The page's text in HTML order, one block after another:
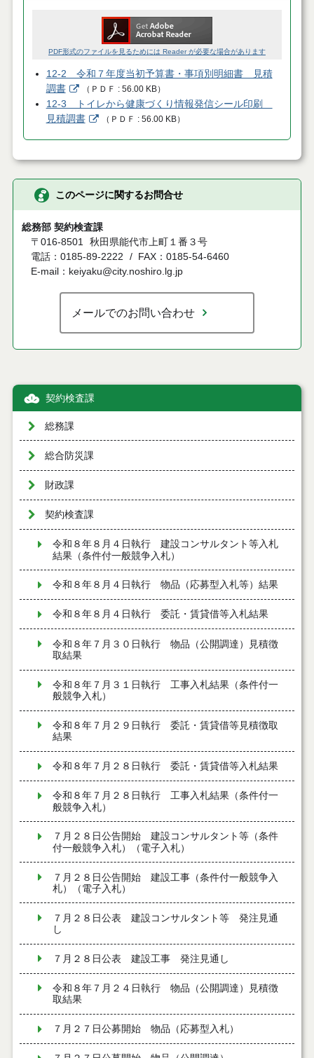
PDF形式のファイルを見るためには Reader が必要な場合があります
12-2 令和７年度当初予算書・事項別明細書 見積
調書
（ ＰＤＦ 56.00 KB）
12-3 トイレから健康づくり情報発信シール印刷
見積調書
（ ＰＤＦ 56.00 KB）
このページに関するお問合せ
総務部 契約検査課
〒016-8501 秋田県能代市上町１番３号
電話：0185-89-2222
FAX：0185-54-6460
E-mail：keiyaku@city.noshiro.lg.jp
メールでのお問い合わせ
契約検査課
総務課
総合防災課
財政課
契約検査課
令和８年８月４日執行 建設コンサルタント等入札
結果（条件付一般競争入札）
令和８年８月４日執行 物品（応募型入札等）結果
令和８年８月４日執行 委託・賃貸借等入札結果
令和８年７月３０日執行 物品（公開調達）見積徴
取結果
令和８年７月３１日執行 工事入札結果（条件付一
般競争入札）
令和８年７月２９日執行 委託・賃貸借等見積徴取
結果
令和８年７月２８日執行 委託・賃貸借等入札結果
令和８年７月２８日執行 工事入札結果（条件付一
般競争入札）
７月２８日公告開始 建設コンサルタント等（条件
付一般競争入札）（電子入札）
７月２８日公告開始 建設工事（条件付一般競争入
札）（電子入札）
７月２８日公表 建設コンサルタント等 発注見通
し
７月２８日公表 建設工事 発注見通し
令和８年７月２４日執行 物品（公開調達）見積徴
取結果
７月２７日公募開始 物品（応募型入札）